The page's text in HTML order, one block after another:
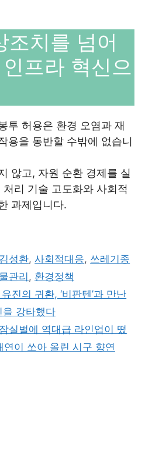
조치를 넘어
프라 혁신으
투 허용은 환경 오염과 재
용을 동반할 수밖에 없습니
않고, 자원 순환 경제를 실
리 기술 고도화와 사회적
과제입니다.
김성환,사회적대응, 쓰레기종
관리, 환경정책
진의 귀환, ‘비판텐’과 만난
을 강타했다
실벌에 역대급 라인업이 떴
연이 쏘아 올린 시구 향연